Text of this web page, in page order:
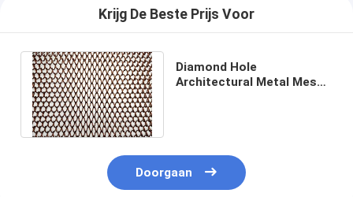
Krijg De Beste Prijs Voor
Diamond Hole
Architectural Metal Mesh
Doorgaan